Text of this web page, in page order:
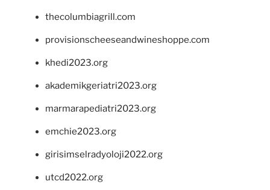
thecolumbiagrill.com
provisionscheeseandwineshoppe.com
khedi2023.org
akademikgeriatri2023.org
marmarapediatri2023.org
emchie2023.org
girisimselradyoloji2022.org
utcd2022.org